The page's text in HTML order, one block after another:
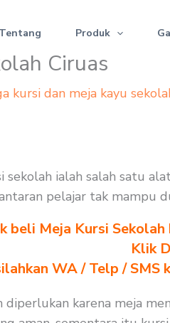
Tentang Produk
Ciruas
kursi dan meja kayu
sekolah ialah salah satu
pelajar tak mampu
beli Meja Kursi Sekolah
Klik
WA / Telp / SMS
karena meja